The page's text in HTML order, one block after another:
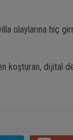
olaylarına hiç
koşturan, dijital